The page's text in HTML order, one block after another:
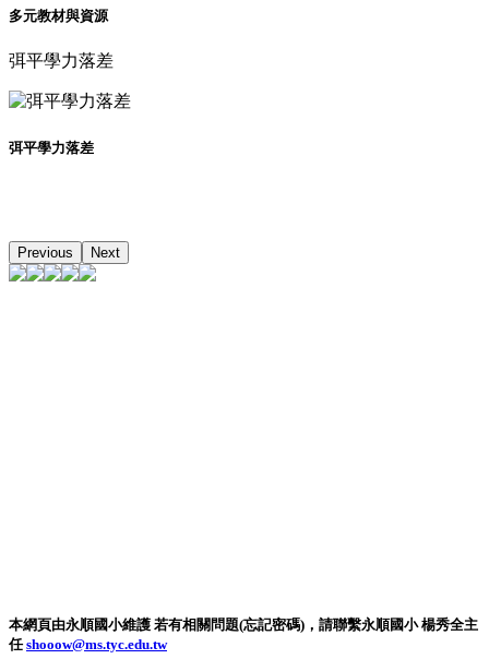
多元教材與資源
弭平學力落差
弭平學力落差
Previous Next
本網頁由永順國小維護 若有相關問題(忘記密碼)，請聯繫永順國小 楊秀全主
任shooow@ms.tyc.edu.tw